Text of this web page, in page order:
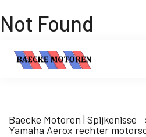
Not Found
Baecke Motoren | Spijkenisse
Yamaha Aerox rechter